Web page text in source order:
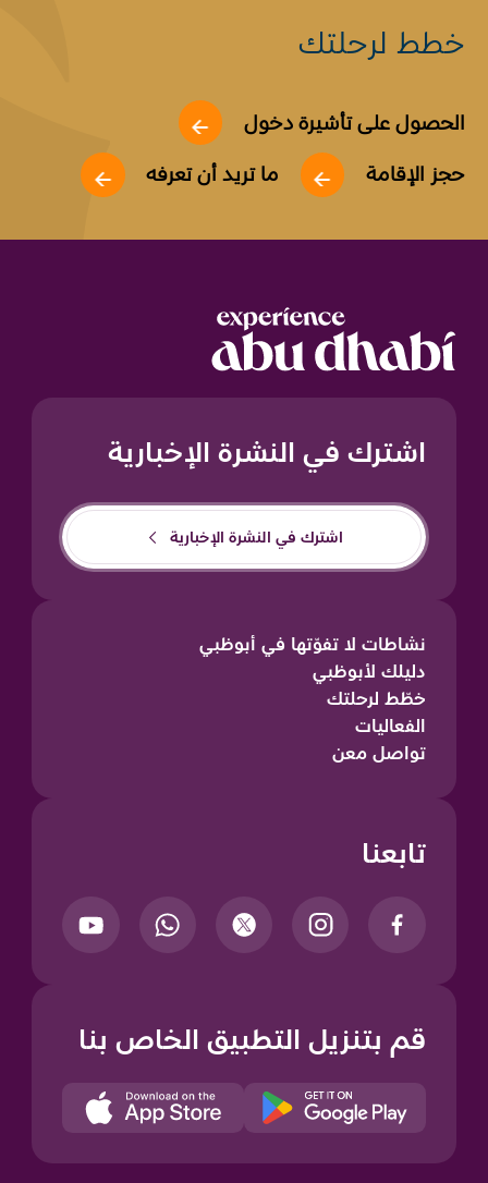
خطط لرحلتك
الحصول على تأشيرة دخول
حجز الإقامة ما تريد أن تعرفه
اشترك في النشرة الإخبارية
اشترك في النشرة الإخبارية
نشاطات لا تفوّتها في أبوظبي
دليلك لأبوظبي
خطّط لرحلتك
الفعاليات
تواصل معن
تابعنا
قم بتنزيل التطبيق الخاص بنا